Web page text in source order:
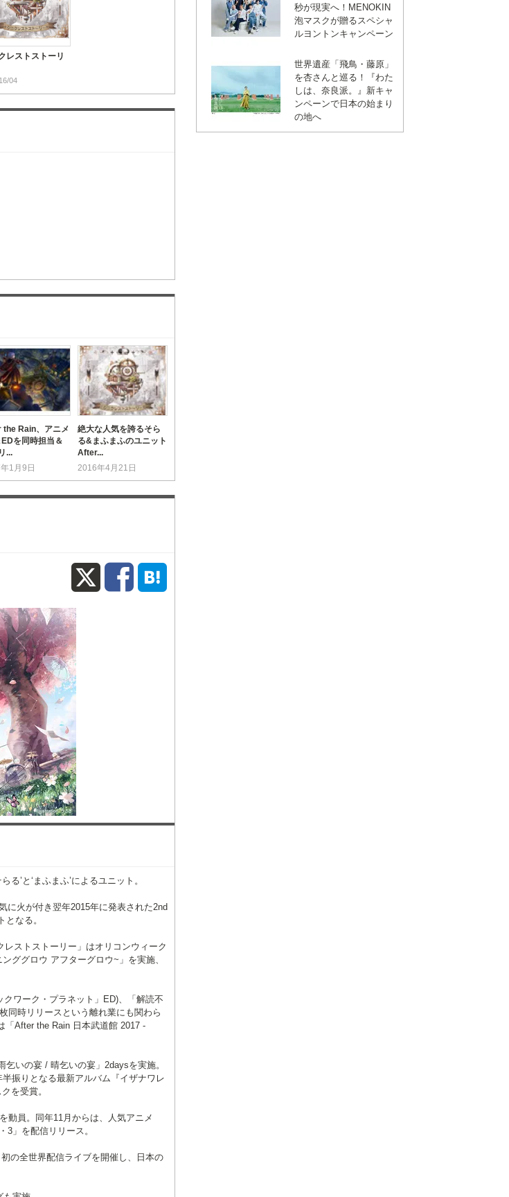
レストストーリ
04
the Rain、アニメ
を同時担当＆
...
1月9日
絶大な人気を誇るそら
る&まふまふのユニット
After...
2016年4月21日
X Facebook
’と‘まふまふ’によるユニット。
に火が付き翌年2015年に発表された2nd
なる。
ストストーリー」はオリコンウィーク
ググロウ アフターグロウ~」を実施、
ワーク・プラネット」ED)、「解読不
同時リリースという離れ業にも関わら
「After the Rain 日本武道館 2017 -
いの宴 / 晴乞いの宴」2daysを実施。
振りとなる最新アルバム『イザナワレ
を受賞。
動員。同年11月からは、人気アニメ
3」を配信リリース。
の全世界配信ライブを開催し、日本の
秒が現実へ！MENOKIN
泡マスクが贈るスペシャ
ルヨントンキャンペーン
世界遺産「飛鳥・藤原」
を杏さんと巡る！『わた
しは、奈良派。』新キャ
ンペーンで日本の始まり
の地へ